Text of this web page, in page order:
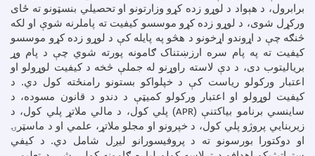
برابرول، د هېواد د لوړو زده کړو وزارتونو او تحصیلي بنسټونو ته ځای
ورکړل شوی، د لوړو زده کړو موسسو کیفیت ته پاملرنه شوې او لکه
څنګه چې د اړوندو اړخونو د هڅو په پایله کې د لوړو زده کړو موسسو
کیفیت ته په پام سره ارزښتناک ګامونه پورته شوي چې د پام وړ
بریالیتوب دی، د دې لاسته راوړنو له جملې څخه د کیفیت لوړولو او
اعتبار ورکولو ریاست کې د خپلواکو بستونو رامنځته کول دي. د
کیفیت لوړولو او اعتبار ورکولو کمیټې د دندو د قانون مسوده، د
ساینسي برنامو بیاکتنې (APR) پلي کول، د مالي ملاتړ پلي کول، د
زیربنایي پروژو پلي کول، د خپرونو او مجلو ملاتړ، علمي او د ماسټرۍ
او دوکتورا بورسونو ته د پروفیسورانو لیږل شامل دي. د کیفي